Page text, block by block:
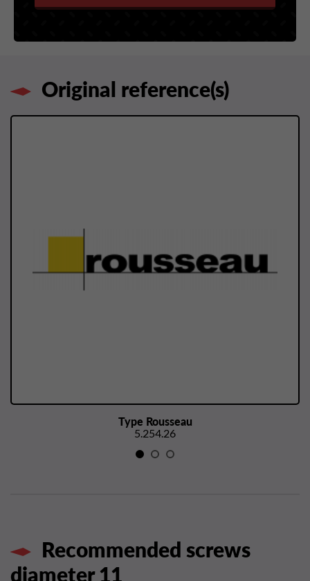
Original reference(s)
Type Rousseau
5.254.26
Recommended screws
diameter 11